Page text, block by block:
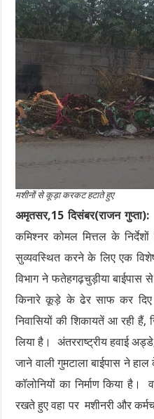
मशीनों से कूड़ा करकट हटाते हुए
अमृतसर,15 दिसंबर(राजन गुप्ता):
कमिश्नर कोमल मित्तल के
सुव्यवस्थित करने के लिए एक
विभाग ने फतेहगढ़चुड़ीया बाईपास
किनारे कूड़े के ढेर साफ कर
निवासियों की शिकायतें आ रही
लिया है। अंतरराष्ट्रीय हवाई
जाने वाली गुमटाला बाईपास ने
कॉलोनियों का निर्माण किया है।
रखते हुए वहा पर मशीनरी और